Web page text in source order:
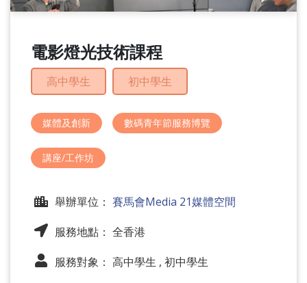
我
電影燈光技術課程
高中學生 初中學生
媒體及創新 數碼青年節服務博覽
講座/工作坊
舉辦單位： 賽馬會Media 21媒體空間
服務地點： 全香港
服務對象： 高中學生 , 初中學生